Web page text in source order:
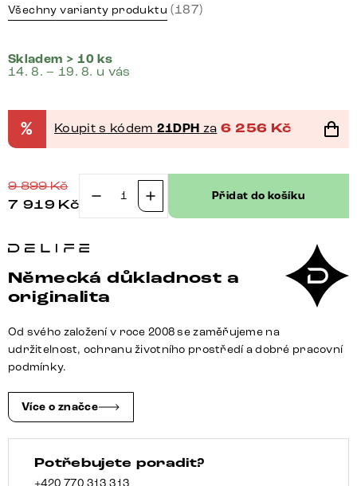
Všechny varianty produktu (187)
Skladem > 10 ks
14. 8. – 19. 8. u vás
% Koupit s kódem 21DPH za 6 256 Kč
9 899Kč
7 919 Kč
Clea-
strukturovaná
látka
Měkký
šedá
grafit
360°
otočný
houpací
Přidat do košíku
Německá důkladnost a
originalita
Od svého založení v roce 2008 se zaměřujeme na
udržitelnost, ochranu životního prostředí a dobré pracovní
podmínky.
Více o značce
Potřebujete poradit?
+420 770 313 313